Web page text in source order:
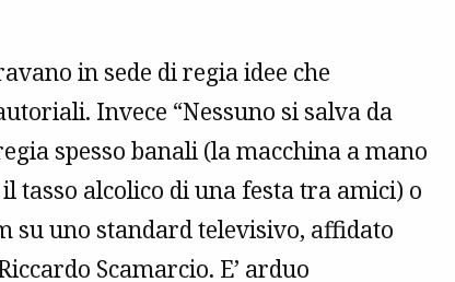
in sede di regia idee che
Invece “Nessuno si salva da
spesso banali (la macchina a mano
tasso alcolico di una festa tra amici) o
su uno standard televisivo, affidato
Scamarcio. E’ arduo